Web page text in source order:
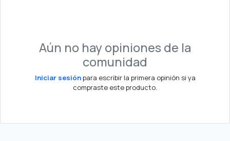
Aún no hay opiniones de la
comunidad
Iniciar sesiónpara escribir la primera opinión si ya
compraste este producto.